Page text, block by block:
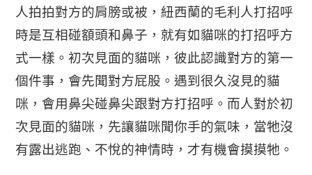
人拍拍對方的肩膀或被，紐西蘭的毛利人打招呼
時是互相碰額頭和鼻子，就有如貓咪的打招呼方
式一樣。初次見面的貓咪，彼此認識對方的第一
個件事，會先聞對方屁股。遇到很久沒見的貓
咪，會用鼻尖碰鼻尖跟對方打招呼。而人對於初
次見面的貓咪，先讓貓咪聞你手的氣味，當牠沒
有露出逃跑、不悅的神情時，才有機會摸摸牠。